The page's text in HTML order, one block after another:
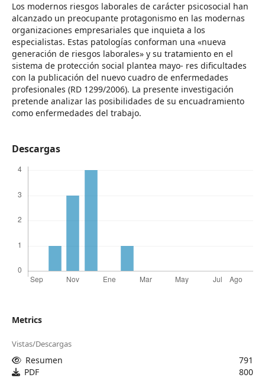
Los modernos riesgos laborales de carácter psicosocial han
alcanzado un preocupante protagonismo en las modernas
organizaciones empresariales que inquieta a los
especialistas. Estas patologías conforman una «nueva
generación de riesgos laborales» y su tratamiento en el
sistema de protección social plantea mayo- res dificultades
con la publicación del nuevo cuadro de enfermedades
profesionales (RD 1299/2006). La presente investigación
pretende analizar las posibilidades de su encuadramiento
como enfermedades del trabajo.
Descargas
Metrics
Vistas/Descargas
Resumen
791
PDF
800